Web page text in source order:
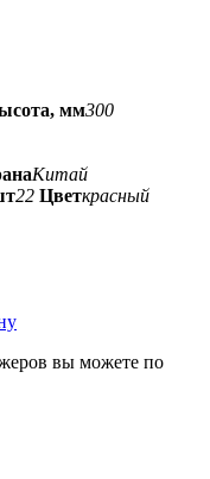
мм300
Китай
22 Цветкрасный
вы можете по